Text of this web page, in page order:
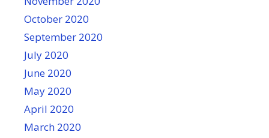
October 2020
September 2020
July 2020
June 2020
May 2020
April 2020
March 2020